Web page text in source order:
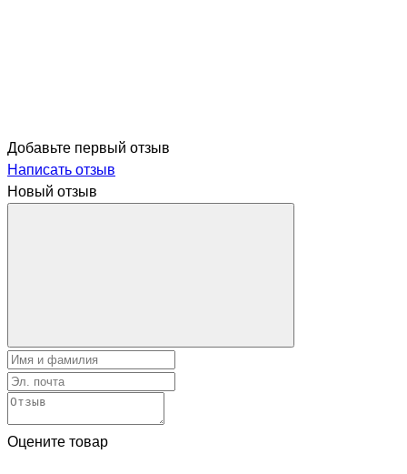
Добавьте первый отзыв
Написать отзыв
Новый отзыв
Оцените товар